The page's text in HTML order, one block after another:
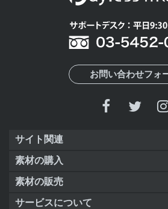
お問い合わせフォ
サイト関連
素材の購入
素材の販売
サービスについて